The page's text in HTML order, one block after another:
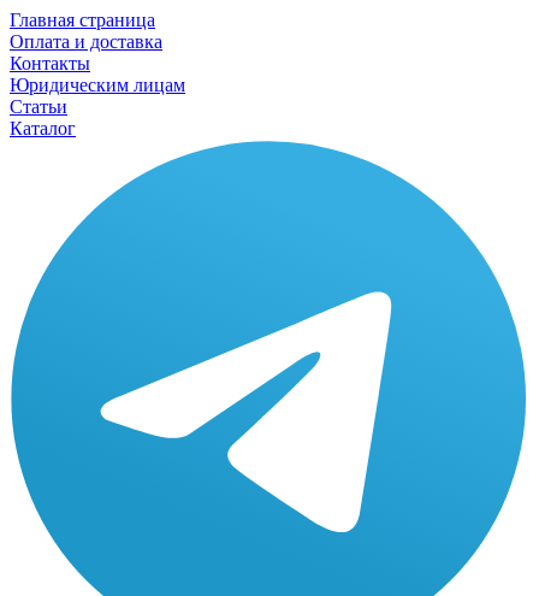
Главная страница
Оплата и доставка
Контакты
Юридическим лицам
Статьи
Каталог